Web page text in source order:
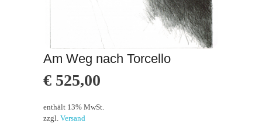
Am Weg nach Torcello
€ 525,00
enthält 13% MwSt.
zzgl. Versand